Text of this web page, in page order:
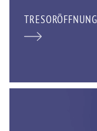
TRESORÖFFNUNG